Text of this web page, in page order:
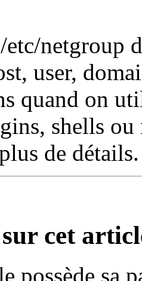
netgroup
user,
quand on
shells
de détails.
cet
possède sa